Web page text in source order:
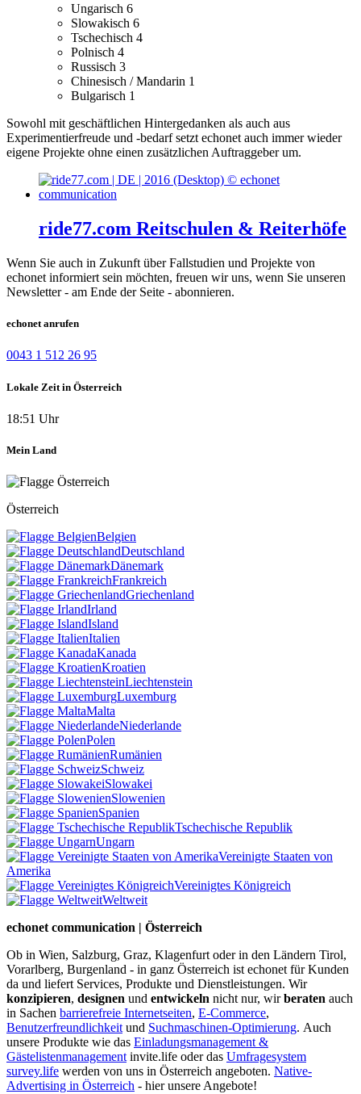
Ungarisch 6
Slowakisch 6
Tschechisch 4
Polnisch 4
Russisch 3
Chinesisch / Mandarin 1
Bulgarisch 1
Sowohl mit geschäftlichen Hintergedanken als auch aus
Experimentierfreude und -bedarf setzt echonet auch immer wieder
eigene Projekte ohne einen zusätzlichen Auftraggeber um.
ride77.com Reitschulen & Reiterhöfe
Wenn Sie auch in Zukunft über Fallstudien und Projekte von
echonet informiert sein möchten, freuen wir uns, wenn Sie unseren
Newsletter - am Ende der Seite - abonnieren.
echonet anrufen
0043 1 512 26 95
Lokale Zeit in Österreich
18:51 Uhr
Mein Land
Österreich
Belgien
Deutschland
Dänemark
Frankreich
Griechenland
Irland
Island
Italien
Kanada
Kroatien
Liechtenstein
Luxemburg
Malta
Niederlande
Polen
Rumänien
Schweiz
Slowakei
Slowenien
Spanien
Tschechische Republik
Ungarn
Vereinigte Staaten von
Amerika
Vereinigtes Königreich
Weltweit
echonet communication | Österreich
Ob in Wien, Salzburg, Graz, Klagenfurt oder in den Ländern Tirol,
Vorarlberg, Burgenland - in ganz Österreich ist echonet für Kunden
da und liefert Services, Produkte und Dienstleistungen. Wir
konzipieren, designen und entwickeln nicht nur, wirberaten auch
in Sachen barrierefreie Internetseiten, E-Commerce,
Benutzerfreundlichkeit und Suchmaschinen-Optimierung. Auch
unsere Produkte wie das Einladungsmanagement &
Gästelistenmanagement invite.life oder das Umfragesystem
survey.life werden von uns in Österreich angeboten. Native-
Advertising in Österreich - hier unsere Angebote!